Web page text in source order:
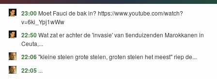
23:00 Moet Fauci de bak in? https://www.youtube.com/watch?
v=6ki_Ypj1wWw
22:50Wat zat er achter de 'invasie' van tienduizenden Marokkanen in
Ceuta,...
22:06"kleine stelen grote stelen, groten stelen het meest" riep de...
22:05 ...